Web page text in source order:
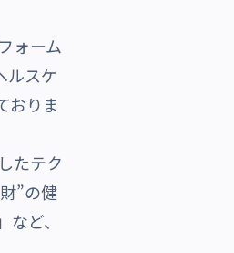
ォーム
ルスケ
おりま
たテク
”の健
ど、